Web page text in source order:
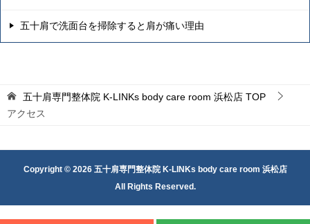
五十肩で洗面台を掃除すると肩が痛い理由
五十肩専門整体院 K-LINKs body care room 浜松店 TOP
アクセス
Copyright © 2026 五十肩専門整体院 K-LINKs body care room 浜松店
All Rights Reserved.